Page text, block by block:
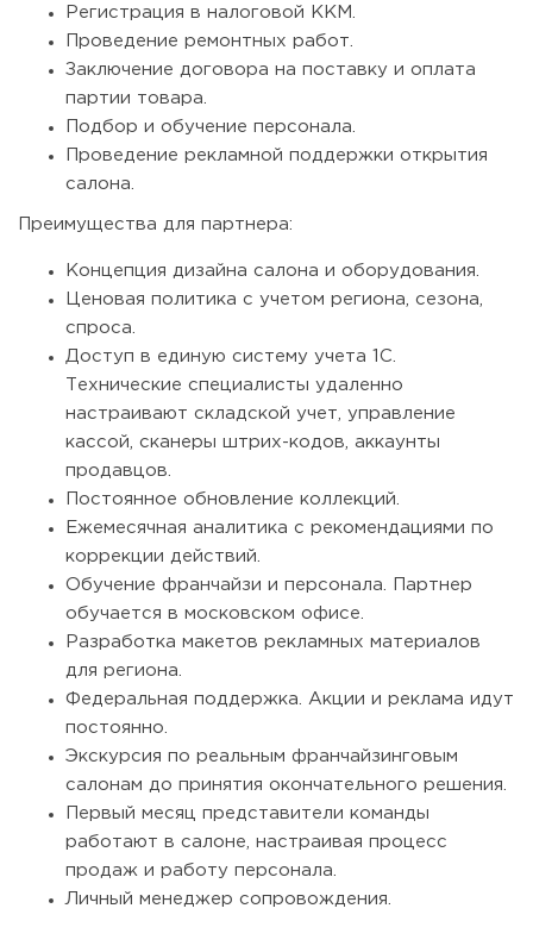
Регистрация в налоговой ККМ.
Проведение ремонтных работ.
Заключение договора на поставку и оплата
партии товара.
Подбор и обучение персонала.
Проведение рекламной поддержки открытия
салона.
Преимущества для партнера:
Концепция дизайна салона и оборудования.
Ценовая политика с учетом региона, сезона,
спроса.
Доступ в единую систему учета 1С.
Технические специалисты удаленно
настраивают складской учет, управление
кассой, сканеры штрих-кодов, аккаунты
продавцов.
Постоянное обновление коллекций.
Ежемесячная аналитика с рекомендациями по
коррекции действий.
Обучение франчайзи и персонала. Партнер
обучается в московском офисе.
Разработка макетов рекламных материалов
для региона.
Федеральная поддержка. Акции и реклама идут
постоянно.
Экскурсия по реальным франчайзинговым
салонам до принятия окончательного решения.
Первый месяц представители команды
работают в салоне, настраивая процесс
продаж и работу персонала.
Личный менеджер сопровождения.